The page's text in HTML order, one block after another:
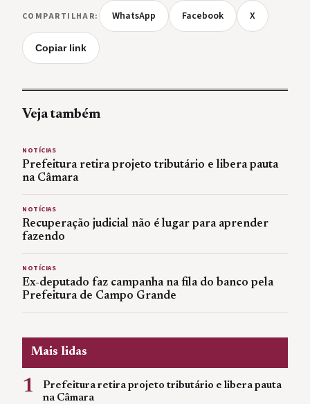
COMPARTILHAR: WhatsApp Facebook X
Copiar link
Veja também
NOTÍCIAS
Prefeitura retira projeto tributário e libera pauta
na Câmara
NOTÍCIAS
Recuperação judicial não é lugar para aprender
fazendo
NOTÍCIAS
Ex-deputado faz campanha na fila do banco pela
Prefeitura de Campo Grande
Mais lidas
1
Prefeitura retira projeto tributário e libera pauta
na Câmara